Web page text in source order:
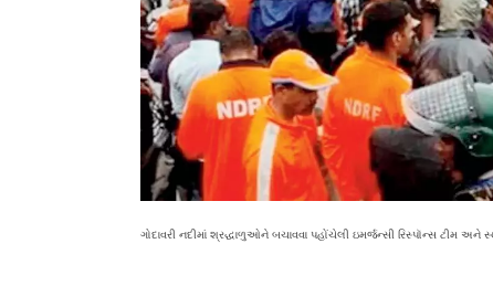
ગોદાવરી નદીમાં શ્રદ્ધાળુઓને બચાવવા પહોંચેલી ઇમર્જન્સી રિસ્પૉન્સ ટીમ અને